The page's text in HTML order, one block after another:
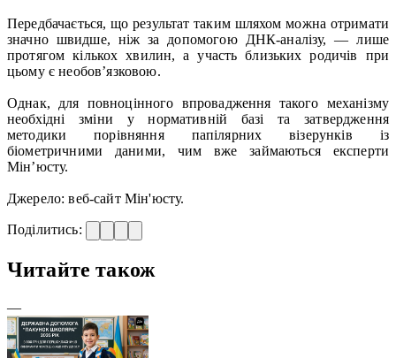
Передбачається, що результат таким шляхом можна отримати
значно швидше, ніж за допомогою ДНК-аналізу, — лише
протягом кількох хвилин, а участь близьких родичів при
цьому є необов’язковою.
Однак, для повноцінного впровадження такого механізму
необхідні зміни у нормативній базі та затвердження
методики порівняння папілярних візерунків із
біометричними даними, чим вже займаються експерти
Мін’юсту.
Джерело: веб-сайт Мін'юсту.
Поділитись:
Читайте також
—